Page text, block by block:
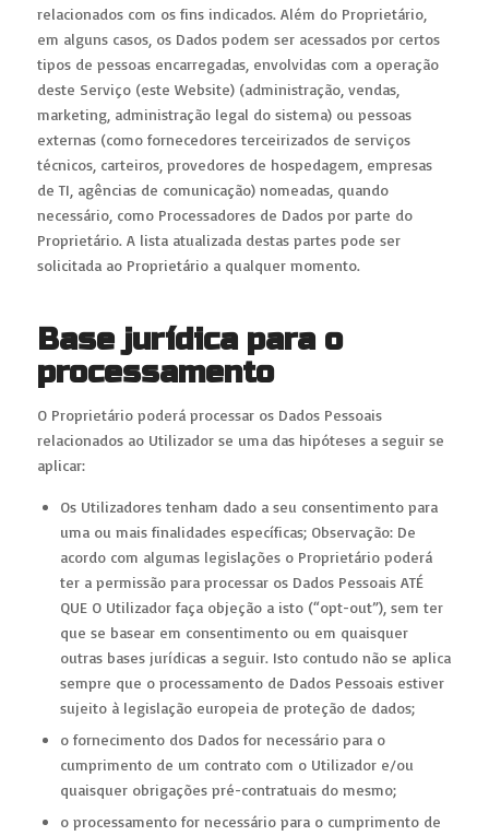
relacionados com os fins indicados. Além do Proprietário,
em alguns casos, os Dados podem ser acessados por certos
tipos de pessoas encarregadas, envolvidas com a operação
deste Serviço (este Website) (administração, vendas,
marketing, administração legal do sistema) ou pessoas
externas (como fornecedores terceirizados de serviços
técnicos, carteiros, provedores de hospedagem, empresas
de TI, agências de comunicação) nomeadas, quando
necessário, como Processadores de Dados por parte do
Proprietário. A lista atualizada destas partes pode ser
solicitada ao Proprietário a qualquer momento.
Base jurídica para o
processamento
O Proprietário poderá processar os Dados Pessoais
relacionados ao Utilizador se uma das hipóteses a seguir se
aplicar:
Os Utilizadores tenham dado a seu consentimento para
uma ou mais finalidades específicas; Observação: De
acordo com algumas legislações o Proprietário poderá
ter a permissão para processar os Dados Pessoais ATÉ
QUE O Utilizador faça objeção a isto (“opt-out”), sem ter
que se basear em consentimento ou em quaisquer
outras bases jurídicas a seguir. Isto contudo não se aplica
sempre que o processamento de Dados Pessoais estiver
sujeito à legislação europeia de proteção de dados;
o fornecimento dos Dados for necessário para o
cumprimento de um contrato com o Utilizador e/ou
quaisquer obrigações pré-contratuais do mesmo;
o processamento for necessário para o cumprimento de